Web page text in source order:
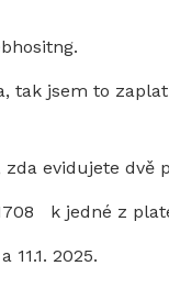
tak jsem to
evidujete dvě
k jedné z
11.1. 2025.